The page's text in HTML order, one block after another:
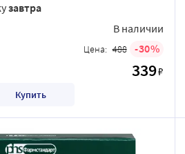
завтра
В наличии
Цена: 488 30
339₽
Купить